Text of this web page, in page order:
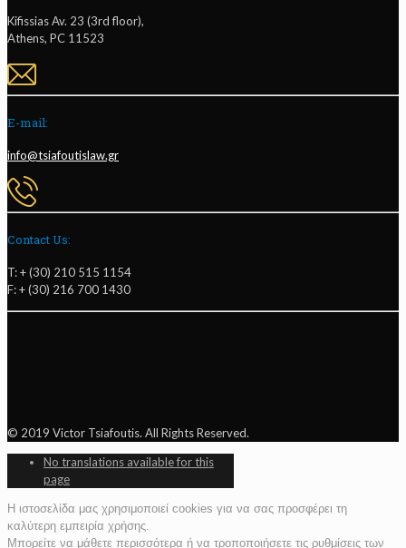
Kifissias Av. 23 (3rd floor),
Athens, PC 11523
E-mail:
info@tsiafoutislaw.gr
Contact Us:
T: + (30) 210 515 1154
F: + (30) 216 700 1430
© 2019 Victor Tsiafoutis. All Rights Reserved.
No translations available for this
page
Η ιστοσελίδα μας χρησιμοποιεί cookies για να σας προσφέρει τη
καλύτερη εμπειρία χρήσης.
Μπορείτε να μάθετε περισσότερα ή να τροποποιήσετε τις ρυθμίσεις των